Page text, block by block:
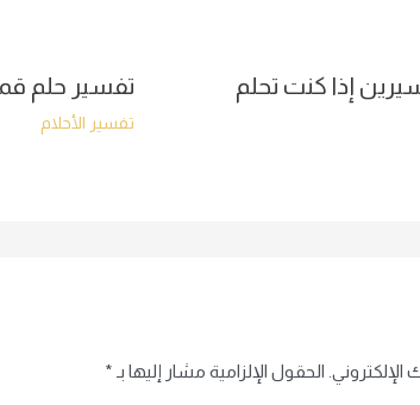
إذا كنت تحلم
تفسير حلم
تفسير الأحلام
الحقول الإلزامية مشار إليها بـ *